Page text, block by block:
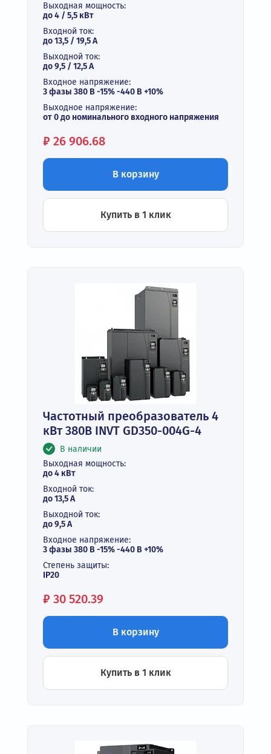
Выходная мощность:
до 4 / 5,5 кВт
Входной ток:
до 13,5 / 19,5 А
Выходной ток:
до 9,5 / 12,5 A
Входное напряжение:
3 фазы 380 В -15% -440 В +10%
Выходное напряжение:
от 0 до номинального входного напряжения
Цена:
₽ 26 906.68
В корзину
Купить в 1 клик
Частотный преобразователь 4
кВт 380В INVT GD350-004G-4
В наличии
Выходная мощность:
до 4 кВт
Входной ток:
до 13,5 А
Выходной ток:
до 9,5 А
Входное напряжение:
3 фазы 380 В -15% -440 В +10%
Степень защиты:
IP20
Цена:
₽ 30 520.39
В корзину
Купить в 1 клик